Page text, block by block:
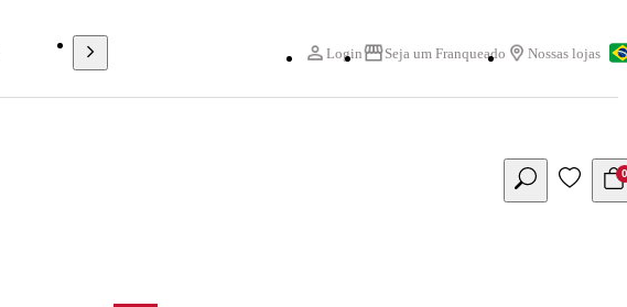
Login Seja um Franqueado Nossas lojas
0